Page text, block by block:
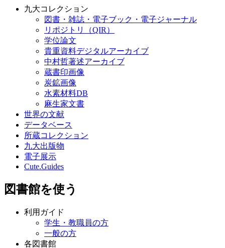
九大コレクション
図書・雑誌・電子ブック・電子ジャーナル
リポジトリ（QIR）
学位論文
貴重資料デジタルアーカイブ
中村哲著述アーカイブ
蔵書印画像
炭鉱画像
水素材料DB
麻生家文書
世界の文献
データベース
所蔵コレクション
九大出版物
電子展示
Cute.Guides
図書館を使う
利用ガイド
学生・教職員の方
一般の方
各図書館